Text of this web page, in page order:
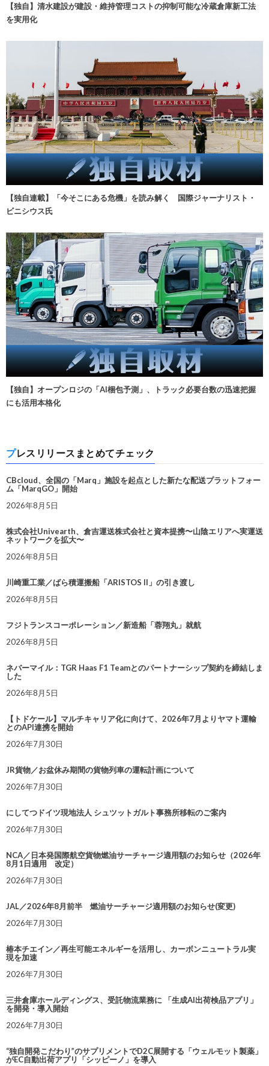
【独自】清水建設が建設・維持管理コストの抑制可能な冷蔵倉庫新工法
を実用化
【独自連載】「今そこにある危機」を読み解く 国際ジャーナリスト・
ビニシウス氏
【独自】オープンロジの「AI梱包予測」、トラック必要台数の迅速把握
にも活用本格化
プレスリリースまとめてチェック
CBcloud、全国の「Marq」施設を起点とした新たな配送プラットフォー
ム「MarqGO」開始
2026年8月5日
株式会社Univearth、倉吉運送株式会社と資本提携〜山陰エリアへ実運送
ネットワークを拡大〜
2026年8月5日
川崎重工業／ばら積運搬船「ARISTOS II」の引き渡し
2026年8月5日
フジトランスコーポレーション／新造船「蓉翔丸」就航
2026年8月5日
ネバーマイル：TGR Haas F1 Teamとのパートナーシップ契約を締結しま
した
2026年8月5日
【トドケール】マルチキャリア化に向けて、2026年7月よりヤマト運輸
とのAPI連携を開始
2026年7月30日
JR貨物／お盆休み期間の貨物列車の運転計画について
2026年7月30日
にしてつドイツ現地法人 シュツットガルト事務所移転のご案内
2026年7月30日
NCA／日本発国際航空貨物燃油サーチャージ適用額のお知らせ（2026年
8月1日適用 改定）
2026年7月30日
JAL／2026年8月前半 燃油サーチャージ適用額のお知らせ(変更)
2026年7月30日
椿本チエイン／再生可能エネルギーを活用し、カーボンニュートラル実
現を加速
2026年7月30日
三井倉庫ホールディングス、受託物流業務に 「生成AI出荷検品アプリ」
を開発・導入開始
2026年7月30日
“独自開発こだわり”のサプリメントでD2C展開する「ウェルモット製薬」
がEC自動出荷アプリ「シッピーノ」を導入